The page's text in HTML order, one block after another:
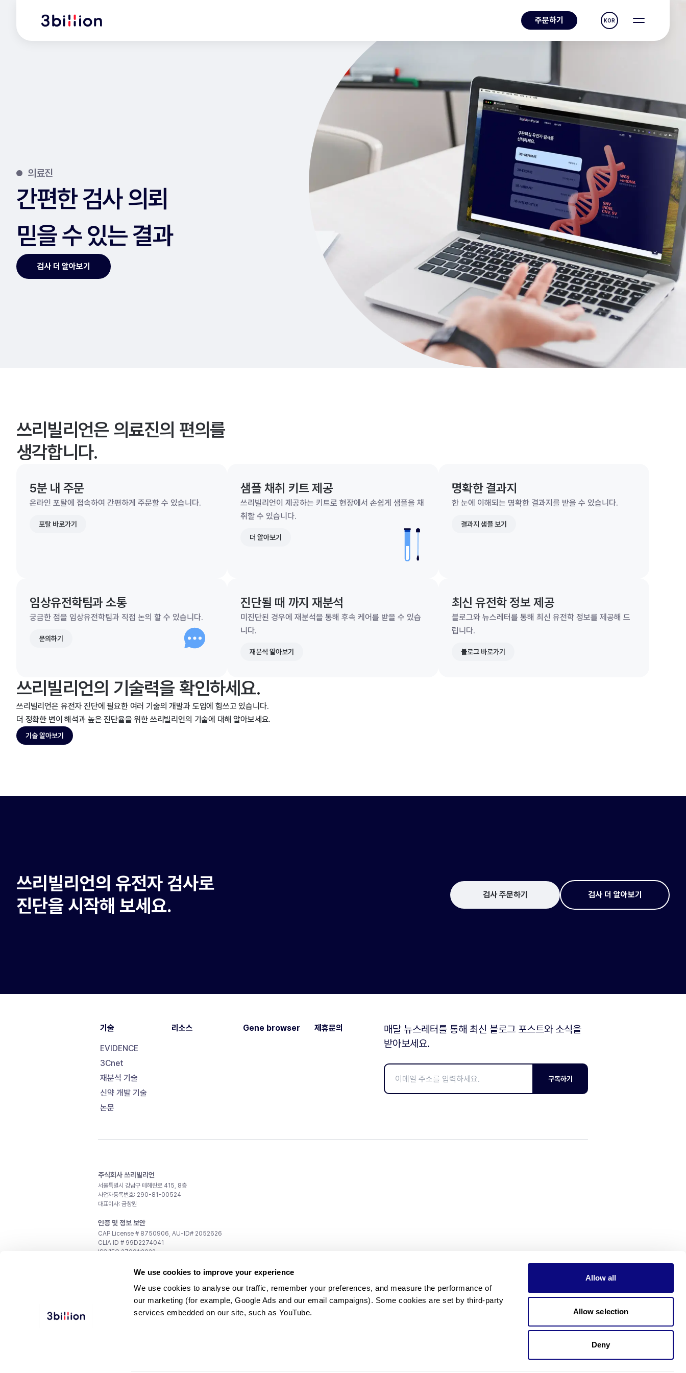
We use cookies to improve your experience
We use cookies to analyse our traffic, remember your preferences, and measure the performance of
our marketing (for example, Google Ads and our email campaigns). Some cookies are set by third-party
services embedded on our site, such as YouTube.
Allow all
Allow selection
Deny
주문하기 KOR
의료진
간편한 검사 의뢰
믿을 수 있는 결과
검사 더 알아보기
쓰리빌리언은 의료진의 편의를
생각합니다.
5분 내 주문
온라인 포탈에 접속하여 간편하게 주문할 수 있습니다.
포탈 바로가기
샘플 채취 키트 제공
쓰리빌리언이 제공하는 키트로 현장에서 손쉽게 샘플을 채
취할 수 있습니다.
더 알아보기
명확한 결과지
한 눈에 이해되는 명확한 결과지를 받을 수 있습니다.
결과지 샘플 보기
임상유전학팀과 소통
궁금한 점을 임상유전학팀과 직접 논의 할 수 있습니다.
문의하기
진단될 때 까지 재분석
미진단된 경우에 재분석을 통해 후속 케어를 받을 수 있습
니다.
재분석 알아보기
최신 유전학 정보 제공
블로그와 뉴스레터를 통해 최신 유전학 정보를 제공해 드
립니다.
블로그 바로가기
쓰리빌리언의 기술력을 확인하세요.
쓰리빌리언은 유전자 진단에 필요한 여러 기술의 개발과 도입에 힘쓰고 있습니다.
더 정확한 변이 해석과 높은 진단율을 위한 쓰리빌리언의 기술에 대해 알아보세요.
기술 알아보기
쓰리빌리언의 유전자 검사로
진단을 시작해 보세요.
검사 주문하기 검사 더 알아보기
기술
EVIDENCE
3Cnet
재분석 기술
신약 개발 기술
논문
리소스 Gene browser 제휴문의
매달 뉴스레터를 통해 최신 블로그 포스트와 소식을
받아보세요.
구독하기
주식회사 쓰리빌리언
서울특별시 강남구 테헤란로 415, 8층
사업자등록번호: 290-81-00524
대표이사: 금창원
인증 및 정보 보안
CAP License # 8750906, AU-ID# 2052626
CLIA ID # 99D2274041
ISO/IEC 27001:2022
recruiting@3billion.io
ir@3billion.io